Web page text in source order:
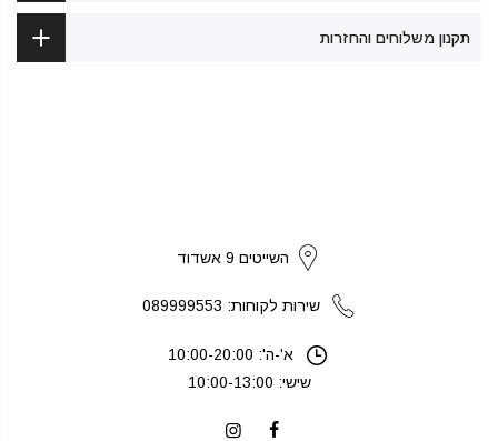
תקנון משלוחים והחזרות
השייטים 9 אשדוד
שירות לקוחות: 089999553
א'-ה': 10:00-20:00
שישי: 10:00-13:00